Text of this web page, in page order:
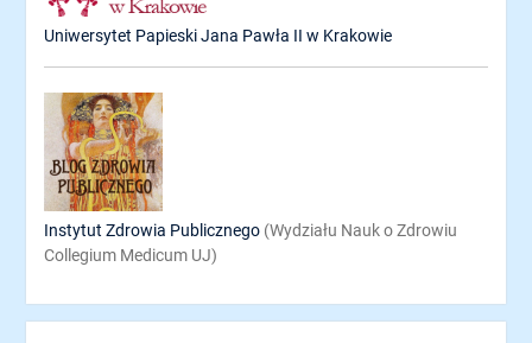
Uniwersytet Papieski Jana Pawła II w Krakowie
Instytut Zdrowia Publicznego(Wydziału Nauk o Zdrowiu
Collegium Medicum UJ)